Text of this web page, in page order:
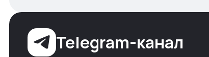
Telegram-канал